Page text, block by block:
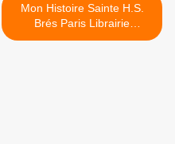
Mon Histoire Sainte H.S.
Brés Paris Librairie
Hachette >